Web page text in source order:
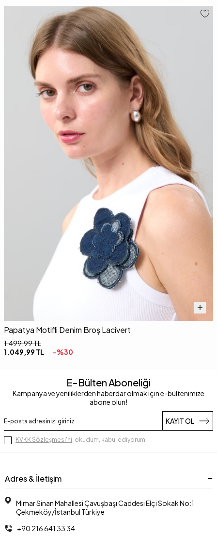
Papatya Motifli Denim Broş Lacivert
1.499,99TL
1.049,99 TL -%30
E-Bülten Aboneliği
Kampanya ve yeniliklerden haberdar olmak için e-bültenimize
abone olun!
KAYIT OL
KVKK Sözleşmesi'ni, okudum, kabul ediyorum.
Adres & İletişim
Mimar Sinan Mahallesi Çavuşbaşı Caddesi Elçi Sokak No:1
Çekmeköy/İstanbul Türkiye
+90 216 641 33 34